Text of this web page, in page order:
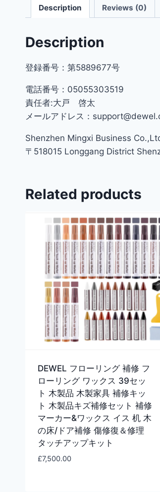
Description Reviews (0)
Description
登録番号：第5889677号
電話番号：05055303519
責任者:大戸 啓太
メールアドレス：
Shenzhen Mingxi Business
〒518015 Longgang District
Related products
DEWEL フローリング 補修 フ
ローリング ワックス 39セッ
ト 木製品 木製家具 補修キッ
ト 木製品キズ補修セット 補修
マーカー&ワックス イス 机 木
の床/ドア補修 傷修復＆修理
タッチアップキット
£7,500.00